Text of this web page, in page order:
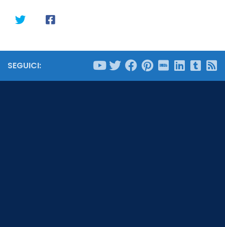
SEGUICI: